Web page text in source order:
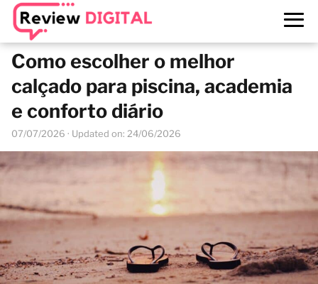
Como escolher o melhor
calçado para piscina, academia
e conforto diário
07/07/2026 · Updated on: 24/06/2026